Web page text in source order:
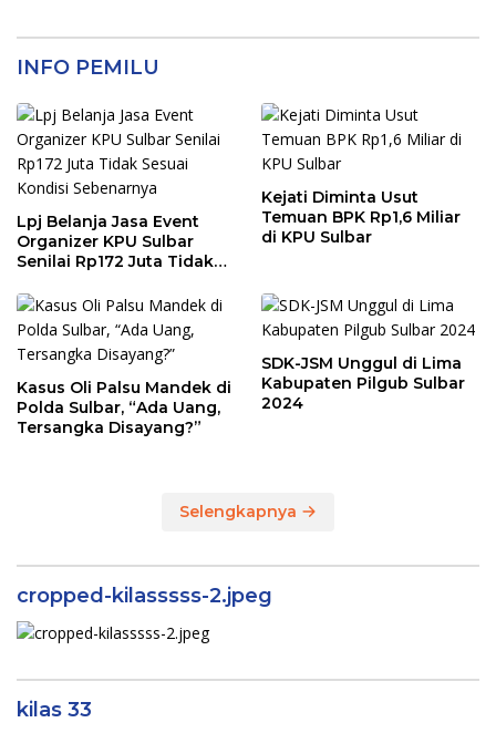
INFO PEMILU
Lpj Belanja Jasa Event
Organizer KPU Sulbar
Senilai Rp172 Juta Tidak
Sebenarnya
Kejati Diminta Usut
Temuan BPK Rp1,6 Miliar
di KPU Sulbar
Kasus Oli Palsu Mandek di
Polda Sulbar, “Ada Uang,
Tersangka Disayang?”
SDK-JSM Unggul di Lima
Kabupaten Pilgub Sulbar
2024
Selengkapnya
cropped-kilasssss-2.jpeg
kilas 33